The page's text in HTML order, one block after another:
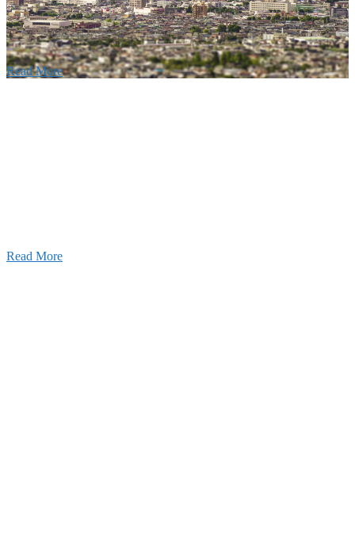
利くフットワークが結びついた新しい建設会社で
Read More
Read More